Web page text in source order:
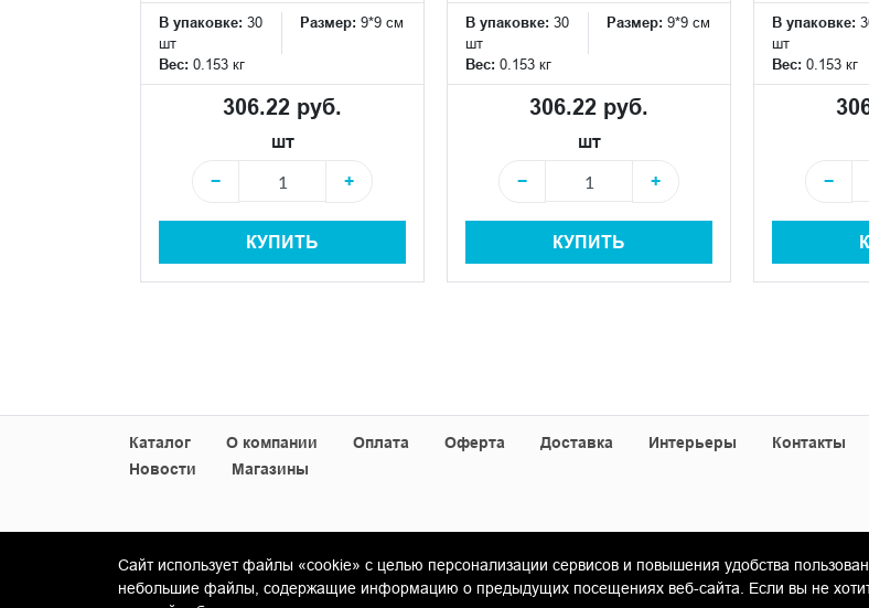
В упаковке: 30
шт
Размер: 9*9 см
Вес: 0.153 кг
306.22 руб.
шт
−
+
КУПИТЬ
В упаковке: 30
шт
Размер: 9*9 см
Вес: 0.153 кг
306.22 руб.
шт
−
+
КУПИТЬ
В упаковке:
шт
Вес: 0.153 кг
−
Каталог О компании Оплата Оферта Доставка Интерьеры Контакты
Новости
Магазины
© Copyright 2013-2026 KERAMA MARAZZI, ООО «Гамма Керамика»
Сайт использует файлы «cookie» с целью персонализации сервисов и повышения удобства
небольшие файлы, содержащие информацию о предыдущих посещениях веб-сайта. Если вы не